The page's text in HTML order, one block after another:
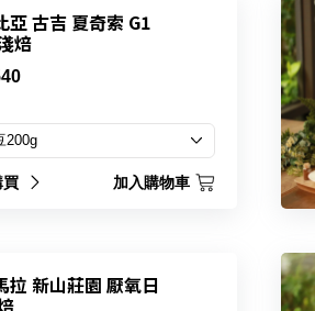
亞 古吉 夏奇索 G1
焙
買 加入購物車
拉 新山莊園 厭氧日